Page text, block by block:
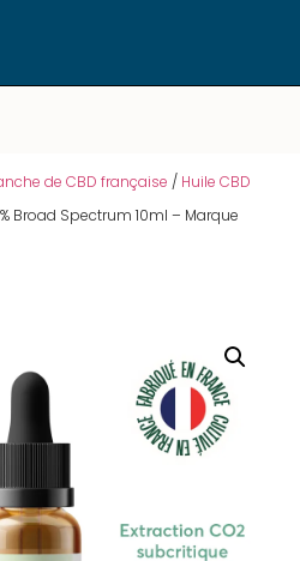
de CBD française / Huile CBD
Broad Spectrum 10ml – Marque